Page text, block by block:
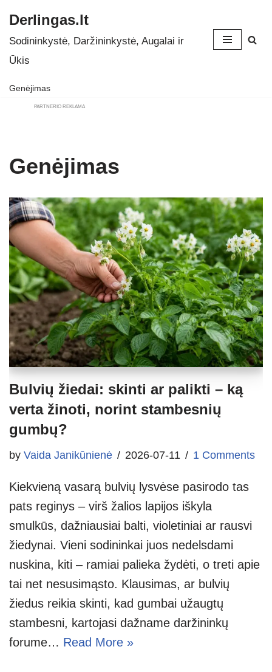
Skip
to
Derlingas.lt
Sodininkystė, Daržininkystė, Augalai ir
Ūkis
Genėjimas
PARTNERIO REKLAMA
Genėjimas
Bulvių žiedai: skinti ar palikti – ką
verta žinoti, norint stambesnių
gumbų?
by Vaida Janikūnienė 2026-07-11 1 Comments
Kiekvieną vasarą bulvių lysvėse pasirodo tas
pats reginys – virš žalios lapijos iškyla
smulkūs, dažniausiai balti, violetiniai ar rausvi
žiedynai. Vieni sodininkai juos nedelsdami
nuskina, kiti – ramiai palieka žydėti, o treti apie
tai net nesusimąsto. Klausimas, ar bulvių
žiedus reikia skinti, kad gumbai užaugtų
stambesni, kartojasi dažname daržininkų
forume… Read More »